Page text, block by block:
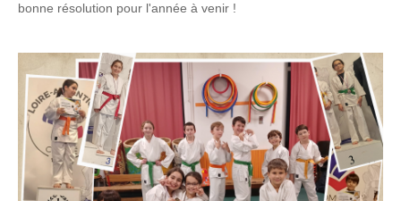
bonne résolution pour l'année à venir !